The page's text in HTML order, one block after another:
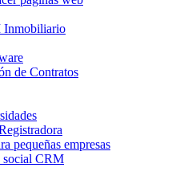
Inmobiliario
de Contratos
pequeñas empresas
social CRM